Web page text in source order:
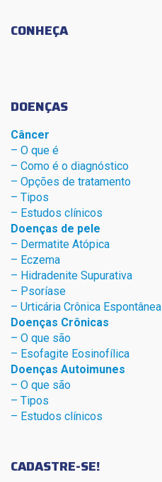
CONHEÇA
DOENÇAS
Câncer
– O que é
– Como é o diagnóstico
– Opções de tratamento
– Tipos
– Estudos clínicos
Doenças de pele
– Dermatite Atópica
– Eczema
– Hidradenite Supurativa
– Psoríase
– Urticária Crônica Espontânea
Doenças Crônicas
– O que são
– Esofagite Eosinofílica
Doenças Autoimunes
– O que são
– Tipos
– Estudos clínicos
CADASTRE-SE!